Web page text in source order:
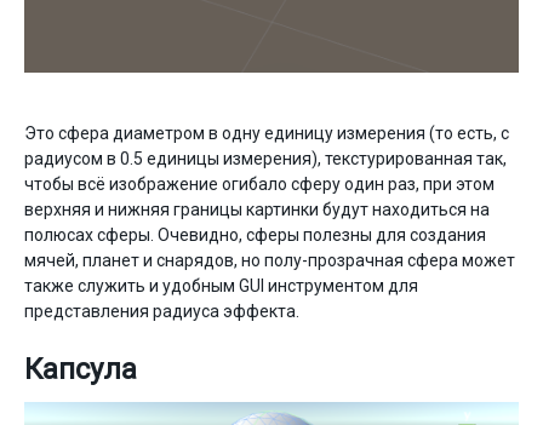
Это сфера диаметром в одну единицу измерения (то есть, с
радиусом в 0.5 единицы измерения), текстурированная так,
чтобы всё изображение огибало сферу один раз, при этом
верхняя и нижняя границы картинки будут находиться на
полюсах сферы. Очевидно, сферы полезны для создания
мячей, планет и снарядов, но полу-прозрачная сфера может
также служить и удобным GUI инструментом для
представления радиуса эффекта.
Капсула